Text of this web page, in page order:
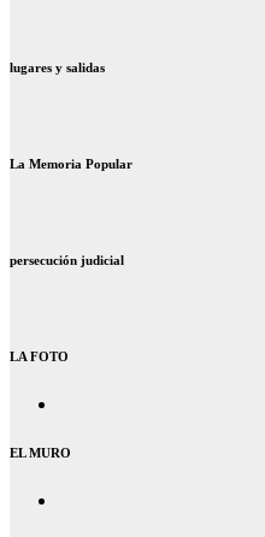
lugares y salidas
La Memoria Popular
persecución judicial
LA FOTO
EL MURO